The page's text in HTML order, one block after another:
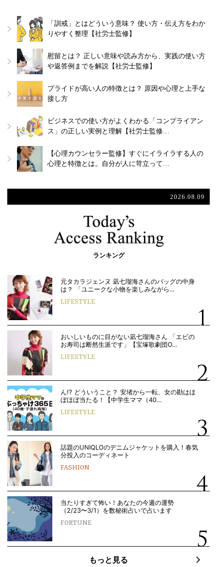
「訓戒」とはどういう意味？ 使い方・伝え方をわか
りやすく整理【社労士監修】
慰留とは？ 正しい意味や読み方から、実践の使い方
や返答例までを解説【社労士監修】
プライドが高い人の特徴とは？ 原因や心理と上手な
接し方
ビジネスでの使い方がよくわかる「コンプライアン
ス」の正しい実例と理解【社労士監修…
【心理カウンセラー監修】すぐにイライラする人の
心理と特徴とは。自分が人に苛立って…
2026.08.09
ランキング
元タカラジェンヌ 凪七瑠海さんのバッグの中身
は？ 「ユニークな小物を楽しみながら…
LIFESTYLE
おいしいものに目がない凪七瑠海さん 「エビの
お寿司は断然生派です」【宝塚歌劇団O…
LIFESTYLE
ん!? どういうこと？ 安堵から一転、女の勘はほ
ぼほぼ当たる！【中学生ママ（40…
LIFESTYLE
話題のUNIQLOのデニムジャケットを購入！春気
分投入のコーディネート
FASHION
当たりすぎて怖い！あなたの今週の運勢
（2/23〜3/1）を数秘術占いで占います
FORTUNE
もっと見る